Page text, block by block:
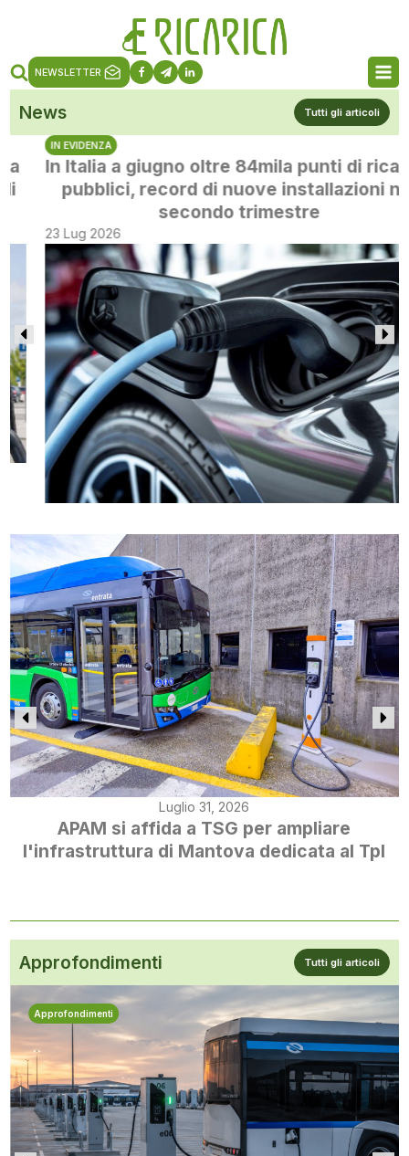
NEWSLETTER
News Tutti gli articoli
IN EVIDENZA
In Italia a giugno oltre 84mila punti di ricarica
pubblici, record di nuove installazioni nel
secondo trimestre
23 Lug 2026
Luglio 31, 2026
APAM si affida a TSG per ampliare
l'infrastruttura di Mantova dedicata al Tpl
Approfondimenti Tutti gli articoli
Approfondimenti